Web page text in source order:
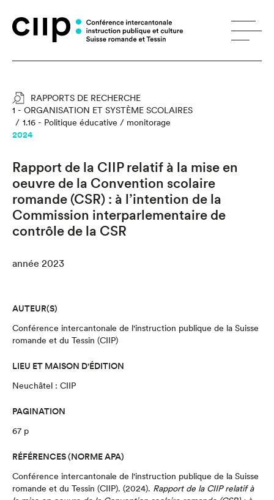
RAPPORTS DE RECHERCHE
1 - ORGANISATION ET SYSTÈME SCOLAIRES
1.16 - Politique éducative / monitorage
2024
Rapport de la CIIP relatif à la mise en
oeuvre de la Convention scolaire
romande (CSR) : à l’intention de la
Commission interparlementaire de
contrôle de la CSR
année 2023
AUTEUR(S)
Conférence intercantonale de l'instruction publique de la Suisse
romande et du Tessin (CIIP)
LIEU ET MAISON D'ÉDITION
Neuchâtel : CIIP
PAGINATION
67 p
RÉFÉRENCES (NORME APA)
Conférence intercantonale de l'instruction publique de la Suisse
romande et du Tessin (CIIP). (2024). Rapport de la CIIP relatif à